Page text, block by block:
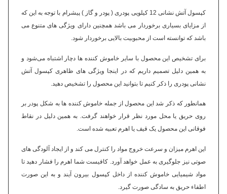
کپسول آتش نشانی 12 کیلویی پودری ( پودر و گاز ) پیشرام با توجه به این که
از مزایای بسیاری برخوردار می باشد همچنین دارای ویژگی های متنوع می
باشد که توانسته است از محبوبیت بالایی برخوردار شود.
برای تشخیص این محصول با سایر خاموش کننده ها دچار اشتباه می‌شود و
به همین دلیل تصمیم داریم که در اینجا ویژگی های ظاهری کپسول آتش
نشانی پودری را ذکر کنیم تا بتوانید این محصول را تشخیص دهید.
همانطور که ذکر شد این محصول از جمله خاموش کننده ها به شکل پودر بر
روی حریق یا محل مورد نظر قرار خواهند گرفت. به همین دلیل در نقاط
فوقانی این محصول یک قیف یا اهرم تعبیه شده است.
این اهرم میزان و سرعت خروج مواد را کنترل می کند و از ایجاد آلودگی های
صوتی نیز جلوگیری به عمل خواهد آورد. کافیست شما اهرم را فشار دهید تا
مواد شیمیایی خاموش کننده از داخل کپسول بیرون آیند و به این صورت
اطفاء حریق به سادگی صورت گیرد.